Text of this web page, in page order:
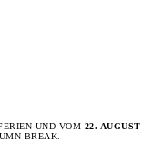
UND VOM 22. AUGUST
BREAK.